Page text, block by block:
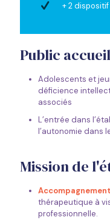
+ 2 dispositif
Public
Adolescents et
déficience
associés
L’entrée dans
l’autonomie dans
Mission de
Accompagnement
thérapeutique à
professionnelle.